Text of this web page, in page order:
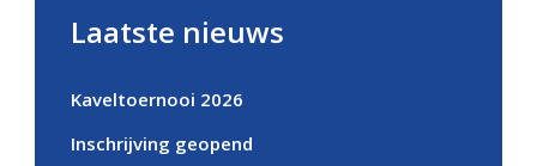
Laatste nieuws
Kaveltoernooi 2026
Inschrijving geopend